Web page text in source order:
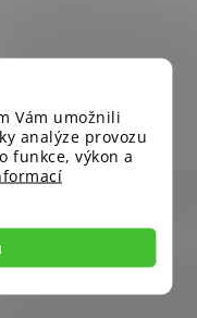
Vám umožnili
analýze provozu
funkce, výkon a